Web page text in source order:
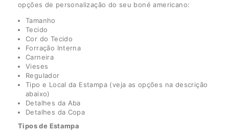
opções de personalização do seu boné americano:
Tamanho
Tecido
Cor do Tecido
Forração Interna
Carneira
Vieses
Regulador
Tipo e Local da Estampa (veja as opções na descrição
abaixo)
Detalhes da Aba
Detalhes da Copa
Tipos de Estampa